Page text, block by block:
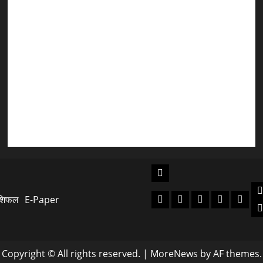
E-Paper
उत्‍तराखण्‍ड
रुद्रपुरबागेश्वरपौडी
पिथौरागढ़
नई
टिहरी
Copyright © All rights reserved. | MoreNews by AF themes.